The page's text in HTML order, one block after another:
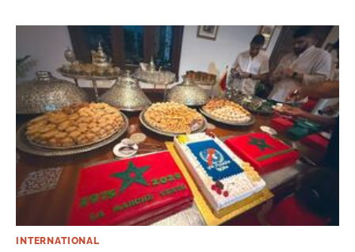
INTERNATIONAL